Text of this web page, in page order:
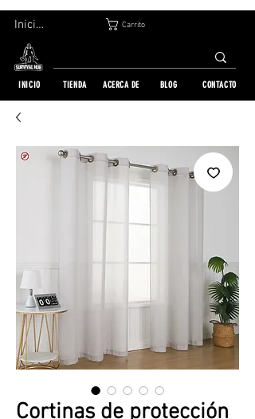
Carrito
Iniciar sesión
INICIO TIENDA ACERCA DE BLOG CONTACTO
Cortinas de protección